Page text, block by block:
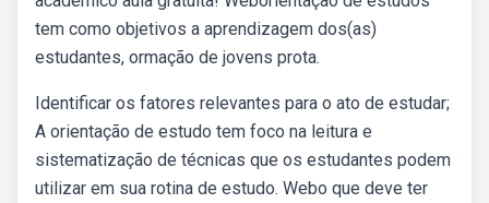
tem como objetivos a aprendizagem dos(as)
estudantes, ormação de jovens prota.
Identificar os fatores relevantes para o ato de estudar;
A orientação de estudo tem foco na leitura e
sistematização de técnicas que os estudantes podem
utilizar em sua rotina de estudo. Webo que deve ter